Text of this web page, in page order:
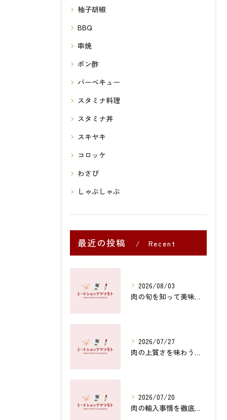
柚子胡椒
BBQ
串焼
ポン酢
バーベキュー
スタミナ料理
スタミナ丼
スキヤキ
コロッケ
わさび
しゃぶしゃぶ
最近の投稿
Recent
2026/08/03
肉の旬を知って美味しく食べる季節ごとの選び方と楽しみ方
2026/07/27
肉の上質さを味わう山口県防府市と下関市の至福体験徹底ガイド
2026/07/20
肉の輸入事情を徹底解説コスパや安全性から知る賢い選び方